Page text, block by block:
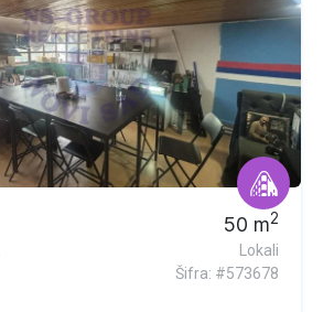
50 m2
Lokali
Šifra: #573678